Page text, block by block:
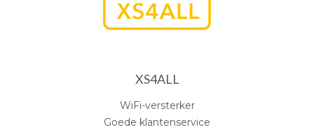
XS4ALL
WiFi-versterker
Goede klantenservice